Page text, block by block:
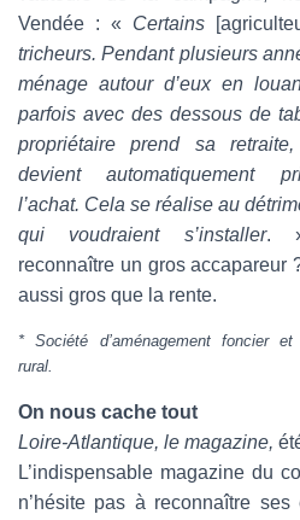
Vendée : « Certains
tricheurs. Pendant plusieurs
ménage autour d’eux en
parfois avec des dessous de
propriétaire prend sa
devient automatiquement
l’achat. Cela se réalise au
qui voudraient s’installer. »
reconnaître un gros accapareur
aussi gros que la rente.
* Société d’aménagement foncier et
rural.
On nous cache tout
Loire-Atlantique, le magazine,
L’indispensable magazine du
n’hésite pas à reconnaître ses